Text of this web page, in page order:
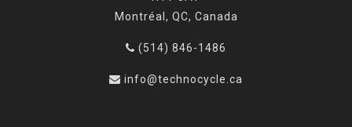
Montréal, QC, Canada
(514) 846-1486
info@technocycle.ca